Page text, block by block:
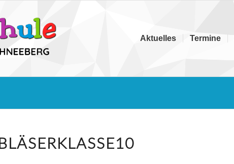
Aktuelles Termine
BLÄSERKLASSE10